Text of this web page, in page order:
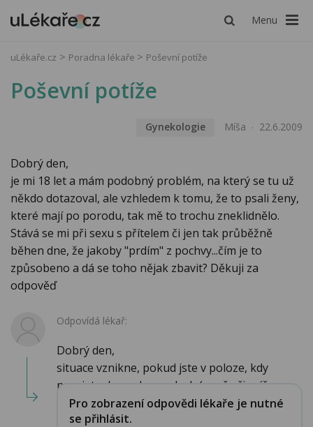
Menu
uLékaře.cz Poradna lékaře Poševní potíže
Poševní potíže
Gynekologie Míša 22.6.2009
Dobrý den,
je mi 18 let a mám podobný problém, na který se tu už
někdo dotazoval, ale vzhledem k tomu, že to psali ženy,
které mají po porodu, tak mě to trochu zneklidnělo.
Stává se mi při sexu s přítelem či jen tak průběžně
běhen dne, že jakoby "prdím" z pochvy...čím je to
způsobeno a dá se toho nějak zbavit? Děkuji za
odpověď
Odpovídá lékař:
Dobrý den,
situace vznikne, pokud jste v poloze, kdy
nasajete do pochvy vzduch (např při svíčc...
Pro zobrazení odpovědi lékaře je nutné
se přihlásit.